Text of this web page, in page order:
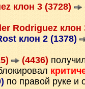
клон 3 (3728)
Rodriguez клон
клон 2 (1378)
(4436)
по правой руке и